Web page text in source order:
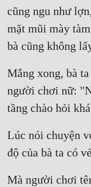
cũng ngu như
mặt mũi mày
Mắng xong, bà
người chơi nữ:
Lúc nói chuyện
Mà người chơi